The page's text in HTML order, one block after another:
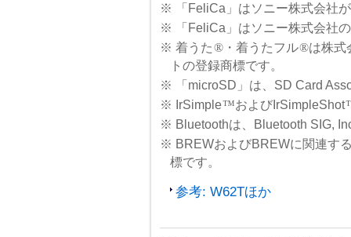
※ 「FeliCa」はソニー株式会社
※ 「FeliCa」はソニー株式会社
※ 着うた®・着うたフル®は株式
トの登録商標です。
※ 「microSD」は、SD Card
※ IrSimple™およびIrSimpleShot
※ Bluetoothは、Bluetooth SIG,
※ BREWおよびBREWに関連す
標です。
参考: W62Tほか